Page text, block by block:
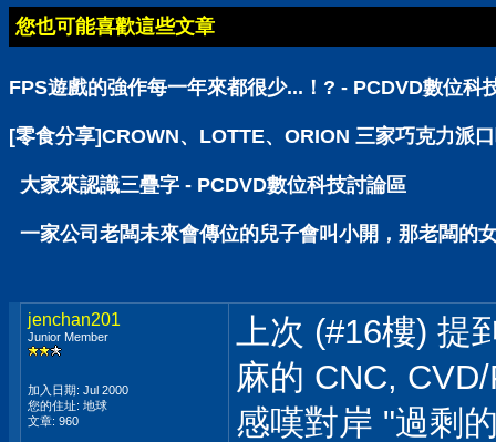
您也可能喜歡這些文章
FPS遊戲的強作每一年來都很少...！? - PCDVD數位科
[零食分享]CROWN、LOTTE、ORION 三家巧克力派
大家來認識三疊字 - PCDVD數位科技討論區
一家公司老闆未來會傳位的兒子會叫小開，那老闆的
jenchan201
Junior Member
加入日期: Jul 2000
您的住址: 地球
文章: 960
上次 (#16樓)
麻的 CNC,
感嘆對岸 "過剩